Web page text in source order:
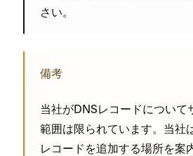
さい⁠。
備考
当社がDNSレコ⁠ードについて
範囲は限られています⁠。当社
レコ⁠ードを追加する場所を案